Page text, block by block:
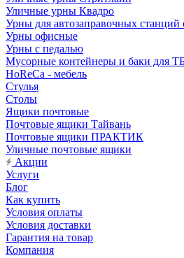
Уличные урны Квадро
Урны для автозаправочных
Урны офисные
Урны с педалью
Мусорные контейнеры и баки для
HoReCa - мебель
Стулья
Столы
Ящики почтовые
Почтовые ящики Тайвань
Почтовые ящики ПРАКТИК
Уличные почтовые ящики
Акции
Услуги
Блог
Как купить
Условия оплаты
Условия доставки
Гарантия на товар
Компания